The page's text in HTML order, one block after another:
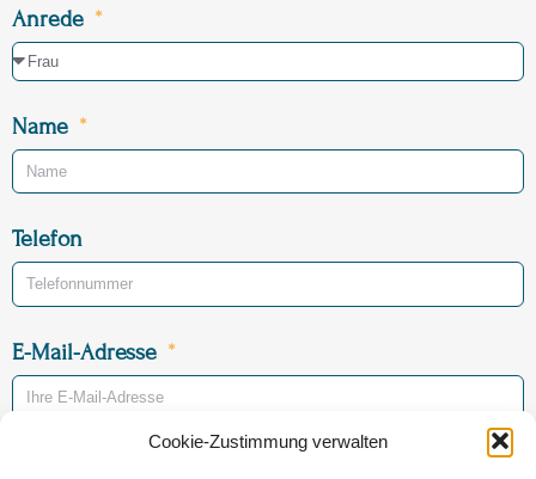
Cookie-Zustimmung verwalten
Anrede
Name
Telefon
E-Mail-Adresse